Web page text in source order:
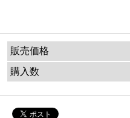
販売価格
購入数